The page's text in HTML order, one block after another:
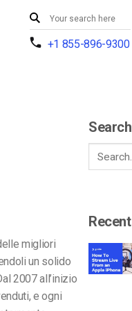
+1 855-896-9300
migliori
un solido
2007 all’inizio
e ogni
Search
Recent